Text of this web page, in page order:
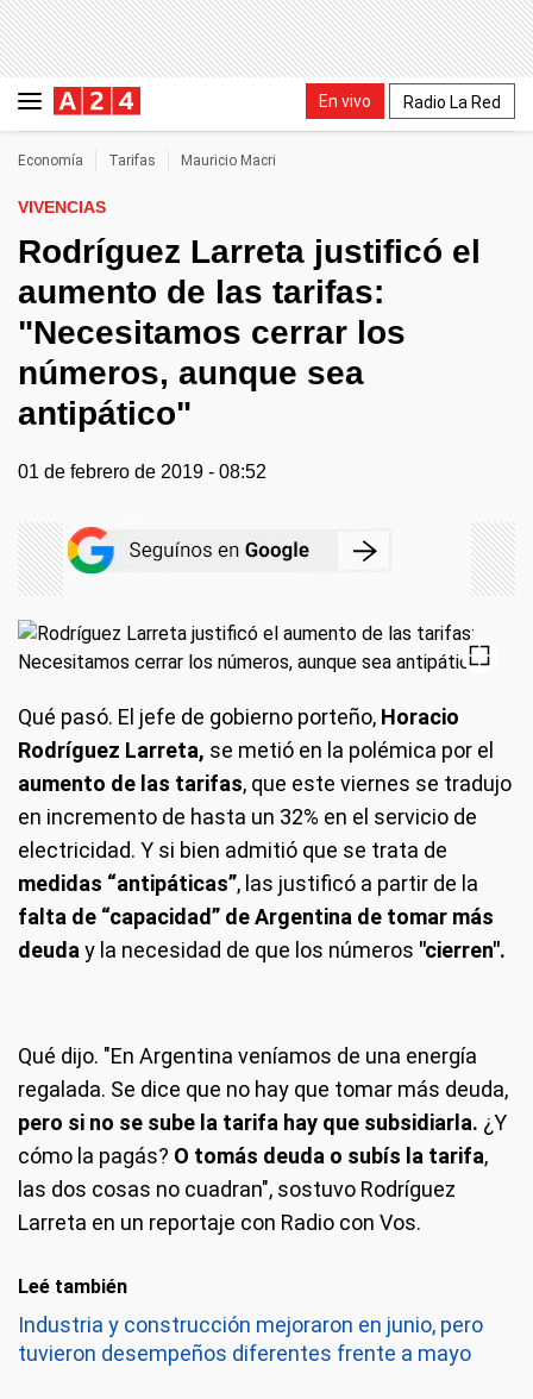
En vivo Radio La Red
Economía Tarifas Mauricio Macri
VIVENCIAS
Rodríguez Larreta justificó el
aumento de las tarifas:
"Necesitamos cerrar los
números, aunque sea
antipático"
01 de febrero de 2019 - 08:52
Qué pasó. El jefe de gobierno porteño, Horacio
Rodríguez Larreta, se metió en la polémica por el
aumento de las tarifas, que este viernes se tradujo
en incremento de hasta un 32% en el servicio de
electricidad. Y si bien admitió que se trata de
medidas “antipáticas”, las justificó a partir de la
falta de “capacidad” de Argentina de tomar más
deuda y la necesidad de que los números "cierren".
Qué dijo. "En Argentina veníamos de una energía
regalada. Se dice que no hay que tomar más deuda,
pero si no se sube la tarifa hay que subsidiarla. ¿Y
cómo la pagás? O tomás deuda o subís la tarifa,
las dos cosas no cuadran", sostuvo Rodríguez
Larreta en un reportaje con Radio con Vos.
Leé también
Industria y construcción mejoraron en junio, pero
tuvieron desempeños diferentes frente a mayo